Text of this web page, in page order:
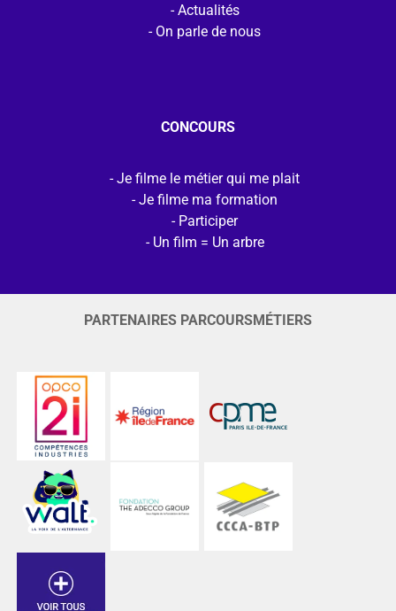
Actualités
On parle de nous
CONCOURS
Je filme le métier qui me plait
Je filme ma formation
Participer
Un film = Un arbre
PARTENAIRES PARCOURSMÉTIERS